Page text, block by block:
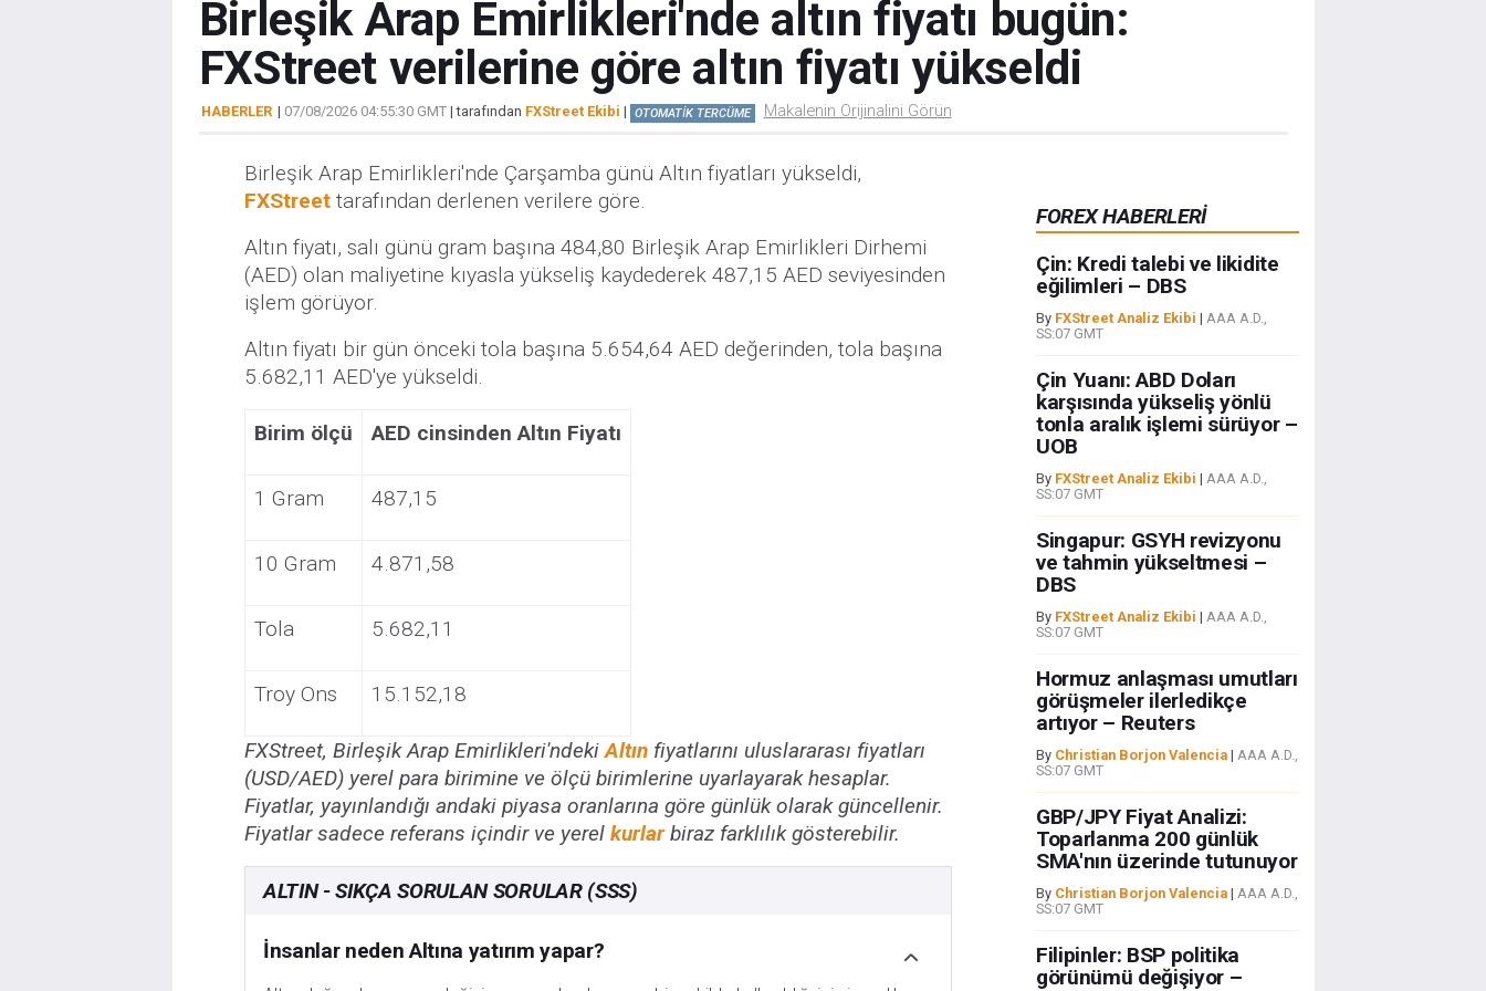
Birleşik Arap Emirlikleri'nde altın fiyatı bugün:
FXStreet verilerine göre altın fiyatı yükseldi
HABERLER | 07/08/2026 04:55:30 GMT| tarafından FXStreet Ekibi | OTOMATİK TERCÜME Makalenin Orijinalini Görün
Birleşik Arap Emirlikleri'nde Çarşamba günü Altın fiyatları yükseldi,
FXStreettarafından derlenen verilere göre.
Altın fiyatı, salı günü gram başına 484,80 Birleşik Arap Emirlikleri Dirhemi
(AED) olan maliyetine kıyasla yükseliş kaydederek 487,15 AED seviyesinden
işlem görüyor.
Altın fiyatı bir gün önceki tola başına 5.654,64 AED değerinden, tola başına
5.682,11 AED'ye yükseldi.
Birim ölçü AED cinsinden Altın Fiyatı
1 Gram 487,15
10 Gram 4.871,58
Tola 5.682,11
Troy Ons 15.152,18
FXStreet, Birleşik Arap Emirlikleri'ndekiAltınfiyatlarını uluslararası fiyatları
(USD/AED) yerel para birimine ve ölçü birimlerine uyarlayarak hesaplar.
Fiyatlar, yayınlandığı andaki piyasa oranlarına göre günlük olarak güncellenir.
Fiyatlar sadece referans içindir ve yerel kurlarbiraz farklılık gösterebilir.
ALTIN - SIKÇA SORULAN SORULAR (SSS)
İnsanlar neden Altına yatırım yapar?
FOREX HABERLERİ
Çin: Kredi talebi ve likidite
eğilimleri – DBS
By FXStreet Analiz Ekibi | AAA A.D.,
SS:07 GMT
Çin Yuanı: ABD Doları
karşısında yükseliş yönlü
tonla aralık işlemi sürüyor –
UOB
By FXStreet Analiz Ekibi | AAA A.D.,
SS:07 GMT
Singapur: GSYH revizyonu
ve tahmin yükseltmesi –
DBS
By FXStreet Analiz Ekibi | AAA A.D.,
SS:07 GMT
Hormuz anlaşması umutları
görüşmeler ilerledikçe
artıyor – Reuters
By Christian Borjon Valencia| AAA A.D.,
SS:07 GMT
GBP/JPY Fiyat Analizi:
Toparlanma 200 günlük
SMA'nın üzerinde tutunuyor
By Christian Borjon Valencia| AAA A.D.,
SS:07 GMT
Filipinler: BSP politika
görünümü değişiyor –